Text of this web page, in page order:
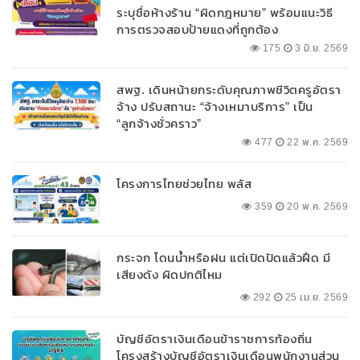
ระบุชื่อห้างร้าน “ผิดกฎหมาย” พร้อมแนะวิธี
การตรวจสอบป้ายแดงที่ถูกต้อง
175 3 มิ.ย. 2569
สพฐ. เดินหน้ายกระดับคุณภาพชีวิตครูอัตรา
จ้าง ปรับสถานะ “จ้างเหมาบริการ” เป็น
“ลูกจ้างชั่วคราว”
477 22 พ.ค. 2569
โครงการไทยช่วยไทย พลัส
359 20 พ.ค. 2569
กระจก โดนน้ำหรือฝน แต่เปิดปัดแล้วฝืด มี
เสียงดัง ผิดปกติไหม
292 25 เม.ย. 2569
บัญชีอัตราเงินเดือนข้าราชการท้องถิ่น
โครงสร้างบัญชีอัตราเงินเดือนพนักงานส่วน